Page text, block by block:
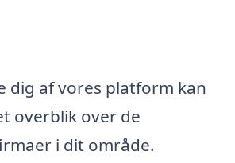
dig af vores platform kan
overblik over de
i dit område.